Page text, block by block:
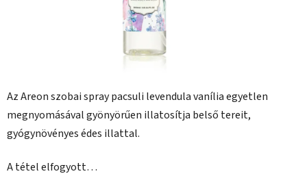
Az Areon szobai spray pacsuli levendula vanília egyetlen
megnyomásával gyönyörűen illatosítja belső tereit,
gyógynövényes édes illattal.
A tétel elfogyott…